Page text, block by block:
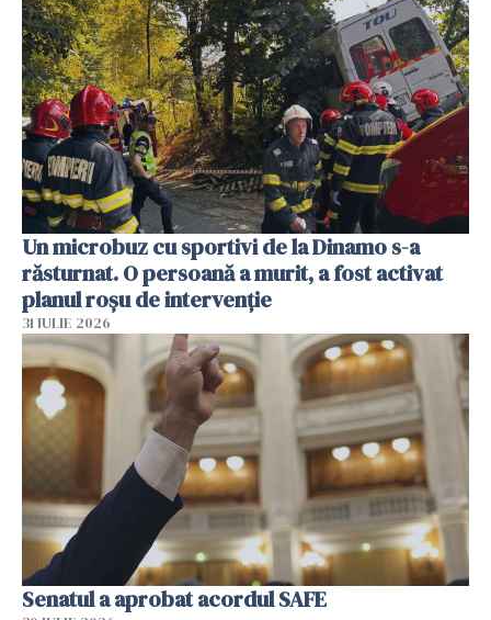
Un microbuz cu sportivi de la Dinamo s-a
răsturnat. O persoană a murit, a fost activat
planul roșu de intervenție
31 IULIE 2026
Senatul a aprobat acordul SAFE